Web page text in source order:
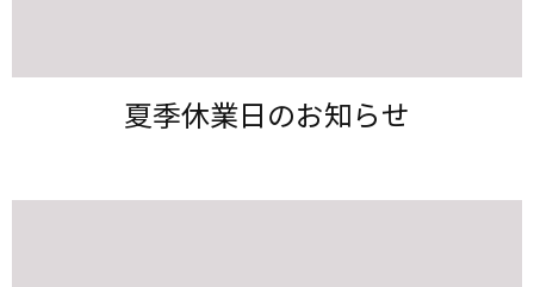
夏季休業日の​お知らせ